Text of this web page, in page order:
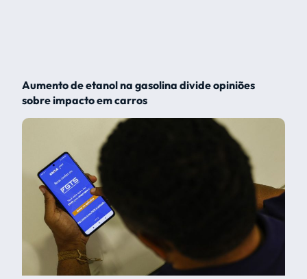
Aumento de etanol na gasolina divide opiniões
sobre impacto em carros